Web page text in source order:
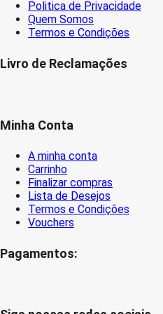
Politica de Privacidade
Quem Somos
Termos e Condições
Livro de Reclamações
Minha Conta
A minha conta
Carrinho
Finalizar compras
Lista de Desejos
Termos e Condições
Vouchers
Pagamentos: